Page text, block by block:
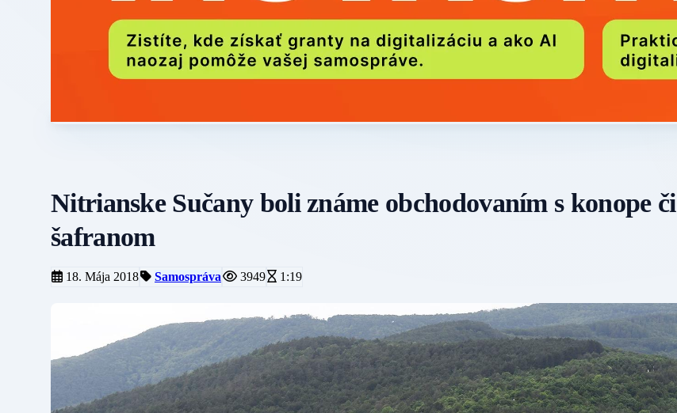
Nitrianske Sučany boli známe obchodovaním s konope či
šafranom
18. Mája 2018 Samospráva 3949 1:19